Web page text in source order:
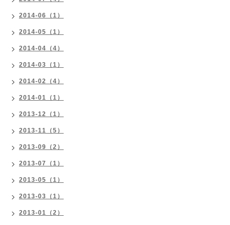
2014-06（1）
2014-05（1）
2014-04（4）
2014-03（1）
2014-02（4）
2014-01（1）
2013-12（1）
2013-11（5）
2013-09（2）
2013-07（1）
2013-05（1）
2013-03（1）
2013-01（2）